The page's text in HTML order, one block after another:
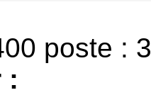
poste :
: